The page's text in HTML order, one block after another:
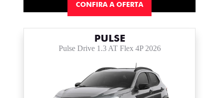
CONFIRA A OFERTA
PULSE
Pulse Drive 1.3 AT Flex 4P 2026